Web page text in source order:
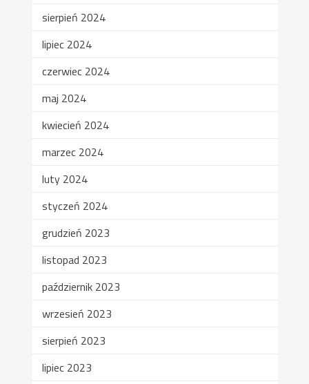
sierpień 2024
lipiec 2024
czerwiec 2024
maj 2024
kwiecień 2024
marzec 2024
luty 2024
styczeń 2024
grudzień 2023
listopad 2023
październik 2023
wrzesień 2023
sierpień 2023
lipiec 2023